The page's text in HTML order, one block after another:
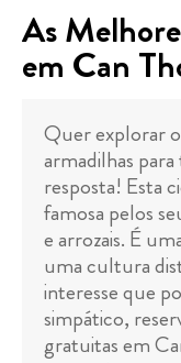
As
em Can
Quer explorar
armadilhas
resposta! Esta
famosa pelos
e arrozais. É
uma cultura
interesse que
simpático,
gratuitas em